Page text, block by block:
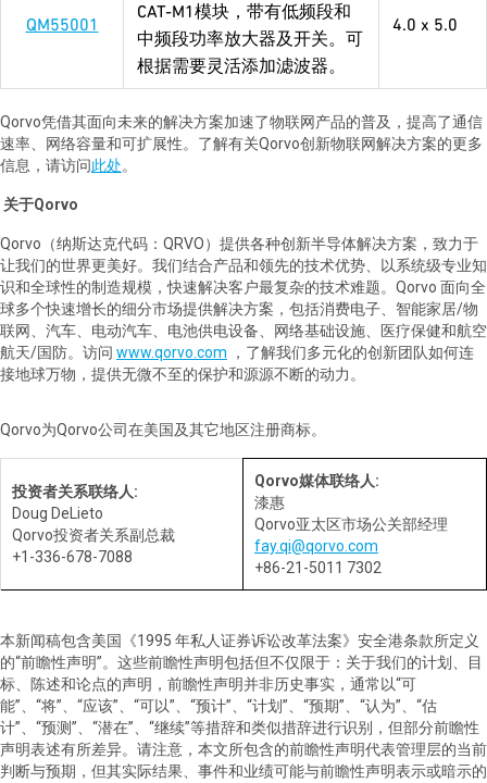
QM55001
CAT-M1模块，带有低频段和
中频段功率放大器及开关。可
根据需要灵活添加滤波器。
4.0 x 5.0
Qorvo凭借其面向未来的解决方案加速了物联网产品的普及，提高了通信
速率、网络容量和可扩展性。了解有关Qorvo创新物联网解决方案的更多
信息，请访问此处。
关于Qorvo
Qorvo（纳斯达克代码：QRVO）提供各种创新半导体解决方案，致力于
让我们的世界更美好。我们结合产品和领先的技术优势、以系统级专业知
识和全球性的制造规模，快速解决客户最复杂的技术难题。Qorvo 面向全
球多个快速增长的细分市场提供解决方案，包括消费电子、智能家居/物
联网、汽车、电动汽车、电池供电设备、网络基础设施、医疗保健和航空
航天/国防。访问 www.qorvo.com ，了解我们多元化的创新团队如何连
接地球万物，提供无微不至的保护和源源不断的动力。
Qorvo为Qorvo公司在美国及其它地区注册商标。
投资者关系联络人:
Doug DeLieto
Qorvo投资者关系副总裁
+1-336-678-7088
Qorvo媒体联络人:
漆惠
Qorvo亚太区市场公关部经理
fay.qi@qorvo.com
+86-21-5011 7302
本新闻稿包含美国《1995 年私人证券诉讼改革法案》安全港条款所定义
的“前瞻性声明”。这些前瞻性声明包括但不仅限于：关于我们的计划、目
标、陈述和论点的声明，前瞻性声明并非历史事实，通常以“可
能” “将” “应该” “可以” “预计” “计划” “预期” “认为” “估
计” “预测” “潜在” “继续”等措辞和类似措辞进行识别，但部分前瞻性
声明表述有所差异。请注意，本文所包含的前瞻性声明代表管理层的当前
判断与预期，但其实际结果、事件和业绩可能与前瞻性声明表示或暗示的